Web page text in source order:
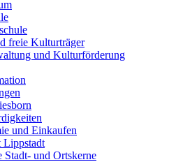
freie Kulturträger
und Kulturförderung
und Einkaufen
Lippstadt
Stadt- und Ortskerne